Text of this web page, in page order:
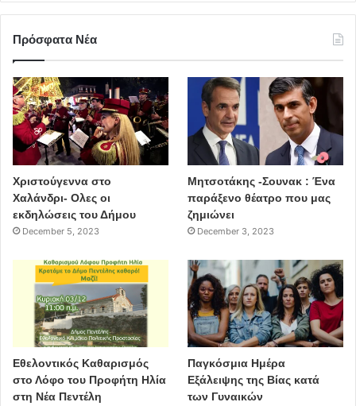
Πρόσφατα Νέα
Χριστούγεννα στο
Χαλάνδρι- Ολες οι
εκδηλώσεις του Δήμου
December 5, 2023
Μητσοτάκης -Σουνακ : Ένα
παράξενο θέατρο που μας
ζημιώνει
December 3, 2023
Εθελοντικός Καθαρισμός
στο Λόφο του Προφήτη Ηλία
στη Νέα Πεντέλη
Παγκόσμια Ημέρα
Εξάλειψης της Βίας κατά
των Γυναικών